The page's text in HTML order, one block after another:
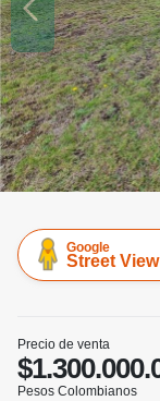
Google
Street View
Precio de venta
Pesos Colombianos